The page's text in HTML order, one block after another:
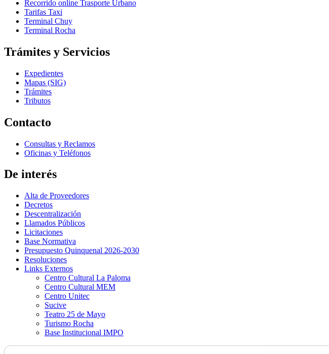
Recorrido online Trasporte Urbano
Tarifas Taxi
Terminal Chuy
Terminal Rocha
Trámites y Servicios
Expedientes
Mapas (SIG)
Trámites
Tributos
Contacto
Consultas y Reclamos
Oficinas y Teléfonos
De interés
Alta de Proveedores
Decretos
Descentralización
Llamados Públicos
Licitaciones
Base Normativa
Presupuesto Quinquenal 2026-2030
Resoluciones
Links Externos
Centro Cultural La Paloma
Centro Cultural MEM
Centro Unitec
Sucive
Teatro 25 de Mayo
Turismo Rocha
Base Institucional IMPO